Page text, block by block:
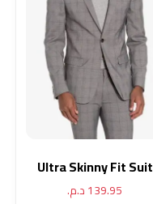
Ultra Skinny Fit Suit
139.95د.م.